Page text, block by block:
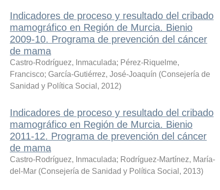
Indicadores de proceso y resultado del cribado
mamográfico en Región de Murcia. Bienio
2009-10. Programa de prevención del cáncer
de mama
Castro-Rodríguez, Inmaculada; Pérez-Riquelme,
Francisco; García-Gutiérrez, José-Joaquín (Consejería de
Sanidad y Política Social , 2012)
Indicadores de proceso y resultado del cribado
mamográfico en Región de Murcia. Bienio
2011-12. Programa de prevención del cáncer
de mama
Castro-Rodríguez, Inmaculada; Rodríguez-Martínez, María-
del-Mar (Consejería de Sanidad y Política Social , 2013)